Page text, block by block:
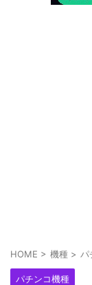
HOME > 機種 > パ
パチンコ機種